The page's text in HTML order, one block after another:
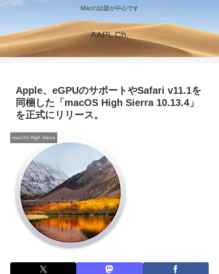
Macの話題が中心です
AAPL Ch.
Apple、eGPUのサポートやSafari v11.1を
同梱した「macOS High Sierra 10.13.4」
を正式にリリース。
macOS High Sierra